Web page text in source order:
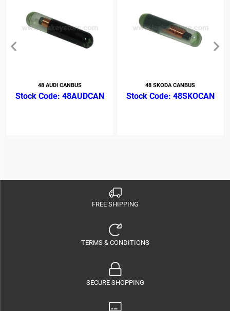
48 AUDI CANBUS
48AUDCAN
48 SKODA CANBUS
48SKOCAN
FREE SHIPPING
TERMS & CONDITIONS
SECURE SHOPPING